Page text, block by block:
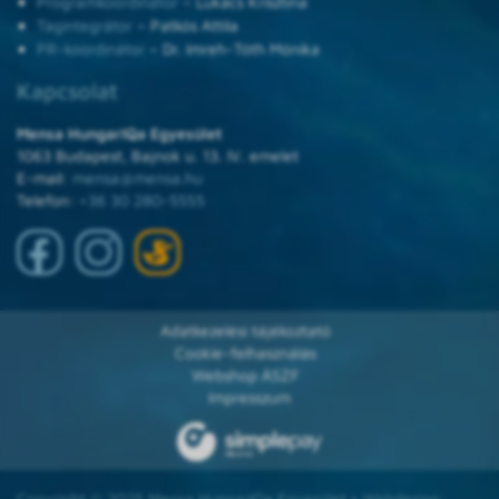
Tagintegrátor
– Patkós Attila
PR-koordinátor – Dr. Imreh-Tóth Mónika
Kapcsolat
Mensa HungarIQa Egyesület
1063 Budapest, Bajnok u. 13. IV. emelet
E-mail: mensa@mensa.hu
Telefon:
+36 30 280-5555
Adatkezelési tájékoztató
Cookie-felhasználás
Webshop ÁSZF
Impresszum